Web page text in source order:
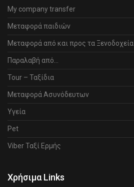
My company transfer
Μεταφορά παιδιών
Μεταφορά από και προς τα Ξενοδοχεία
Παραλαβή από…
Tour – Ταξίδια
Μεταφορά Ασυνόδευτων
Υγεία
Pet
Viber Ταξί Ερμής
Χρήσιμα Links